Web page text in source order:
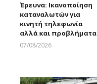
Έρευνα: Ικανοποίηση
καταναλωτών για
κινητή τηλεφωνία
αλλά και προβλήματα
07/08/2026